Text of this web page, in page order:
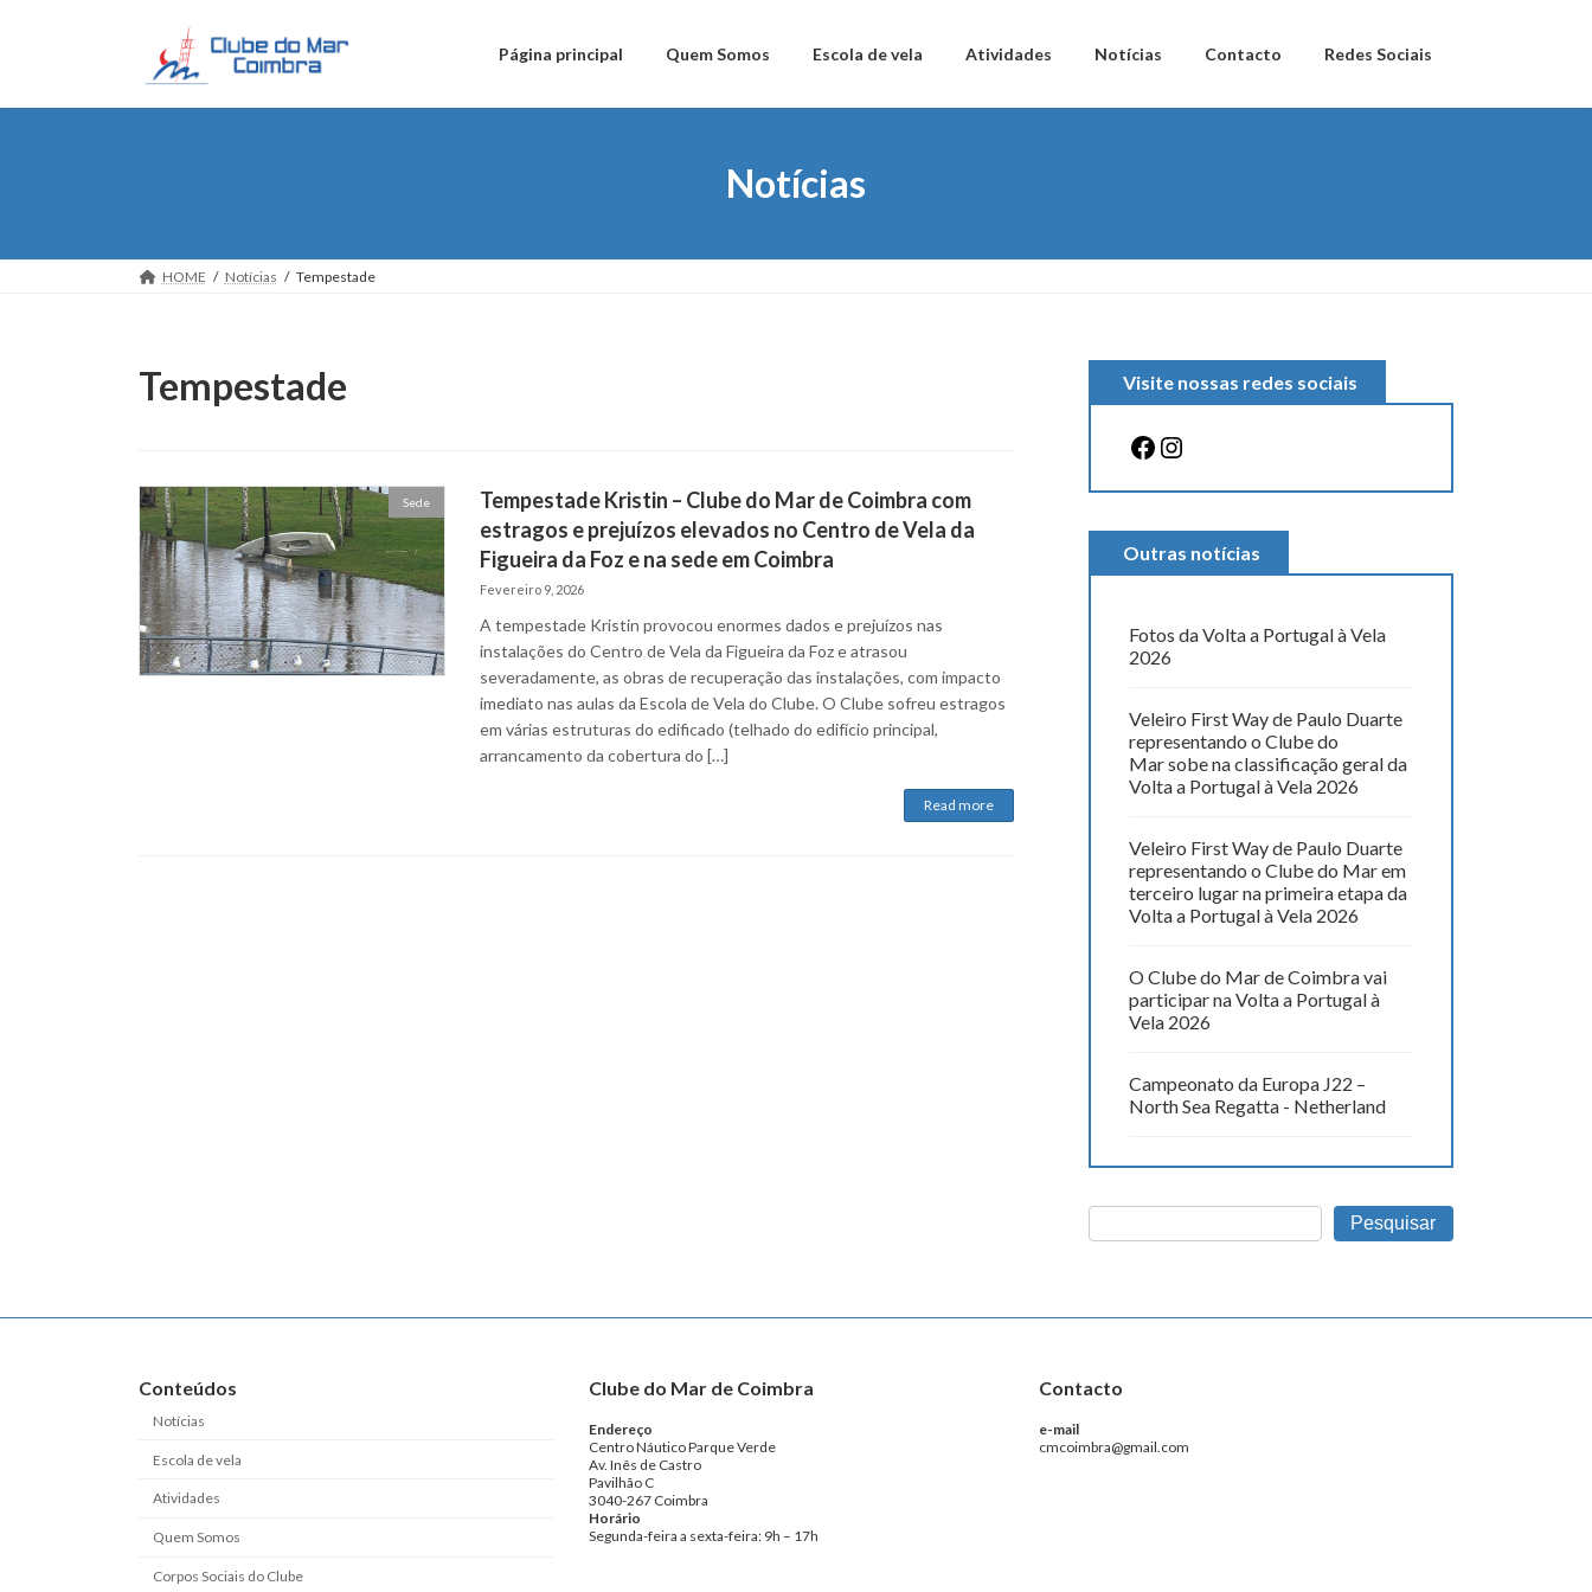
Página principal Quem Somos Escola de vela Atividades Notícias Contacto Redes Sociais
Notícias
HOME Notícias Tempestade
Tempestade
Sede
Tempestade Kristin – Clube do Mar de Coimbra com
estragos e prejuízos elevados no Centro de Vela da
Figueira da Foz e na sede em Coimbra
Fevereiro 9, 2026
A tempestade Kristin provocou enormes dados e prejuízos nas
instalações do Centro de Vela da Figueira da Foz e atrasou
severadamente, as obras de recuperação das instalações, com impacto
imediato nas aulas da Escola de Vela do Clube. O Clube sofreu estragos
em várias estruturas do edificado (telhado do edifício principal,
arrancamento da cobertura do […]
Read more
Visite nossas redes sociais
Facebook
Instagram
Outras notícias
Fotos da Volta a Portugal à Vela
2026
Veleiro First Way de Paulo Duarte
representando o Clube do
Mar sobe na classificação geral da
Volta a Portugal à Vela 2026
Veleiro First Way de Paulo Duarte
representando o Clube do Mar em
terceiro lugar na primeira etapa da
Volta a Portugal à Vela 2026
O Clube do Mar de Coimbra vai
participar na Volta a Portugal à
Vela 2026
Campeonato da Europa J22 –
North Sea Regatta - Netherland
Pesquisar
Conteúdos
Notícias
Escola de vela
Atividades
Quem Somos
Corpos Sociais do Clube
Clube do Mar de Coimbra
Endereço
Centro Náutico Parque Verde
Av. Inês de Castro
Pavilhão C
3040-267 Coimbra
Horário
Segunda-feira a sexta-feira: 9h – 17h
Contacto
e-mail
cmcoimbra@gmail.com